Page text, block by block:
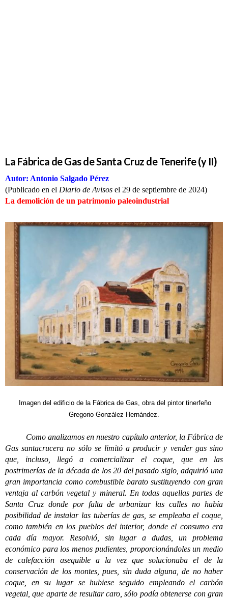
La Fábrica de Gas de Santa Cruz de Tenerife (y II)
Autor: Antonio Salgado Pérez
(Publicado en el Diario de Avisos el 29 de septiembre de 2024)
La demolición de un patrimonio paleoindustrial
Imagen del edificio de la Fábrica de Gas, obra del pintor tinerfeño
Gregorio González Hernández.
Como analizamos en nuestro capítulo anterior, la Fábrica de
Gas santacrucera no sólo se limitó a producir y vender gas sino
que, incluso, llegó a comercializar el coque, que en las
postrimerías de la década de los 20 del pasado siglo, adquirió una
gran importancia como combustible barato sustituyendo con gran
ventaja al carbón vegetal y mineral. En todas aquellas partes de
Santa Cruz donde por falta de urbanizar las calles no había
posibilidad de instalar las tuberías de gas, se empleaba el coque,
como también en los pueblos del interior, donde el consumo era
cada día mayor. Resolvió, sin lugar a dudas, un problema
económico para los menos pudientes, proporcionándoles un medio
de calefacción asequible a la vez que solucionaba el de la
conservación de los montes, pues, sin duda alguna, de no haber
coque, en su lugar se hubiese seguido empleando el carbón
vegetal, que aparte de resultar caro, sólo podía obtenerse con gran